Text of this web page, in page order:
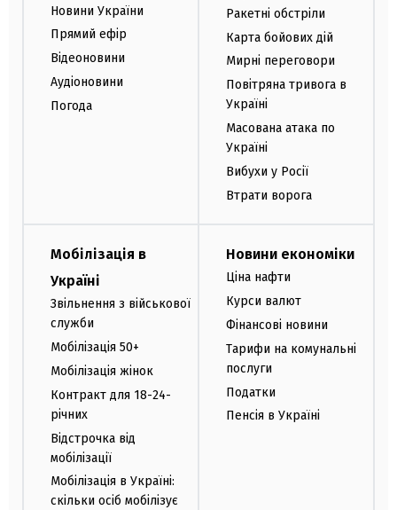
Новини України
Прямий ефір
Відеоновини
Аудіоновини
Погода
Ракетні обстріли
Карта бойових дій
Мирні переговори
Повітряна тривога в
Україні
Масована атака по
Україні
Вибухи у Росії
Втрати ворога
Мобілізація в
Україні
Звільнення з військової
служби
Мобілізація 50+
Мобілізація жінок
Контракт для 18-24-
річних
Відстрочка від
мобілізації
Мобілізація в Україні:
скільки осіб мобілізує
Новини економіки
Ціна нафти
Курси валют
Фінансові новини
Тарифи на комунальні
послуги
Податки
Пенсія в Україні